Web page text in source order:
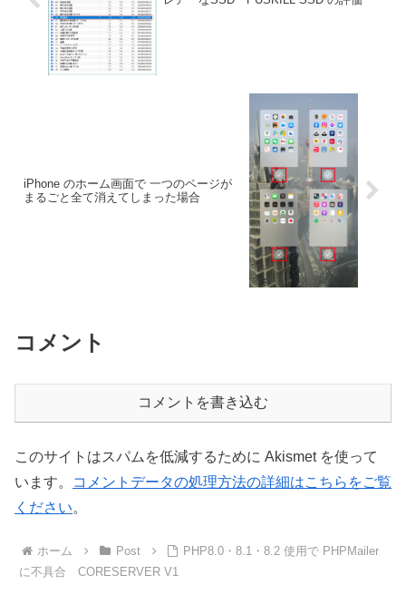
iPhone のホーム画面で 一つのページが
まるごと全て消えてしまった場合
コメント
コメントを書き込む
このサイトはスパムを低減するために Akismet を使って
います。
コメントデータの処理方法の詳細はこちらをご覧
ください。
ホーム Post
PHP8.0・8.1・8.2 使用で PHPMailer
に不具合 CORESERVER V1